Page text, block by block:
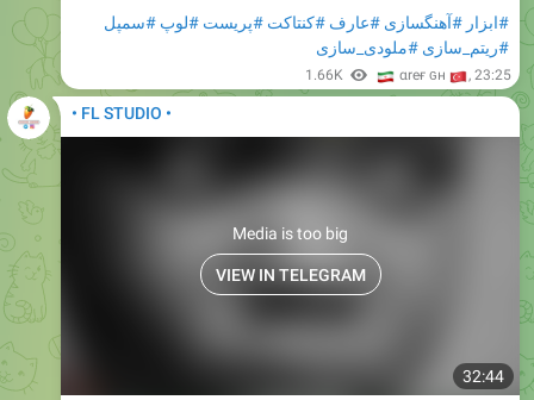
#ابزار #آهنگسازی #عارف #کنتاکت #پریست #لوپ #سمپل
#ریتم_سازی #ملودی_سازی
1.66K αreғ ɢн , 23:25
• FL STUDIO •
32:44
Media is too big
VIEW IN TELEGRAM